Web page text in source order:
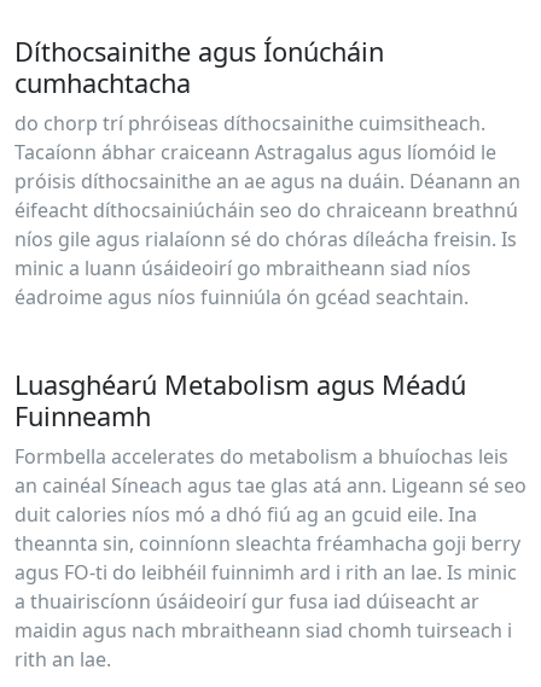
Díthocsainithe agus Íonúcháin
cumhachtacha
do chorp trí phróiseas díthocsainithe cuimsitheach.
Tacaíonn ábhar craiceann Astragalus agus líomóid le
próisis díthocsainithe an ae agus na duáin. Déanann an
éifeacht díthocsainiúcháin seo do chraiceann breathnú
níos gile agus rialaíonn sé do chóras díleácha freisin. Is
minic a luann úsáideoirí go mbraitheann siad níos
éadroime agus níos fuinniúla ón gcéad seachtain.
Luasghéarú Metabolism agus Méadú
Fuinneamh
Formbella accelerates do metabolism a bhuíochas leis
an cainéal Síneach agus tae glas atá ann. Ligeann sé seo
duit calories níos mó a dhó fiú ag an gcuid eile. Ina
theannta sin, coinníonn sleachta fréamhacha goji berry
agus FO-ti do leibhéil fuinnimh ard i rith an lae. Is minic
a thuairiscíonn úsáideoirí gur fusa iad dúiseacht ar
maidin agus nach mbraitheann siad chomh tuirseach i
rith an lae.